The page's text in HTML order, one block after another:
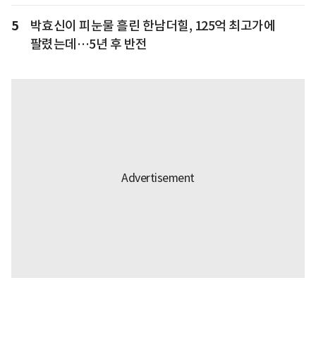
5
박효신이 피눈물 흘린 한남더힐, 125억 최고가에
팔렸는데…5년 후 반전